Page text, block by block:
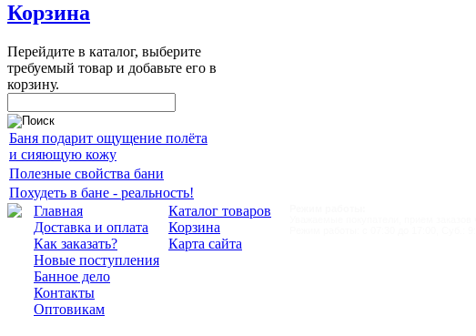
Корзина
Перейдите в каталог, выберите
требуемый товар и добавьте его в
корзину.
Баня подарит ощущение полёта
и сияющую кожу
Полезные свойства бани
Похудеть в бане - реальность!
Главная
Доставка и оплата
Как заказать?
Новые поступления
Банное дело
Контакты
Оптовикам
Каталог товаров
Корзина
Карта сайта